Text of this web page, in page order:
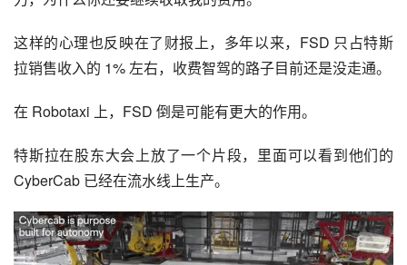
这样的心理也反映在了财报上，多年以来，FSD 只占特斯
拉销售收入的 1% 左右，收费智驾的路子目前还是没走通。
在 Robotaxi 上，FSD 倒是可能有更大的作用。
特斯拉在股东大会上放了一个片段，里面可以看到他们的
CyberCab 已经在流水线上生产。